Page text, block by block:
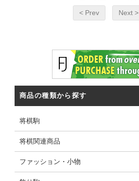
< Prev Next >
商品の種類から探す
将棋駒
将棋関連商品
ファッション・小物